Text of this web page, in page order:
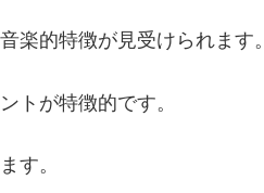
楽的特徴が見受けられます。
トが特徴的です。
す。